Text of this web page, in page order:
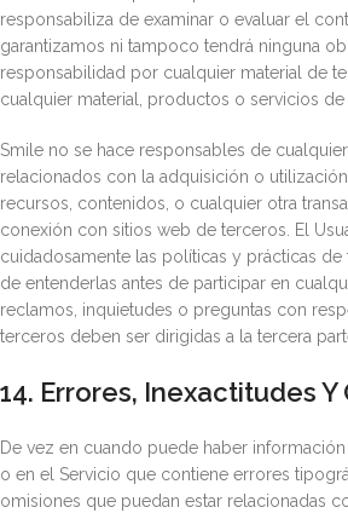
responsabiliza de examinar o evaluar el
garantizamos ni tampoco tendrá ninguna
responsabilidad por cualquier material de
cualquier material, productos o servicios de
Smile no se hace responsables de
relacionados con la adquisición o
recursos, contenidos, o cualquier otra
conexión con sitios web de terceros. El
cuidadosamente las políticas y prácticas
de entenderlas antes de participar en
reclamos, inquietudes o preguntas con
terceros deben ser dirigidas a la tercera
14. Errores, Inexactitudes Y
De vez en cuando puede haber
o en el Servicio que contiene errores
omisiones que puedan estar relacionadas